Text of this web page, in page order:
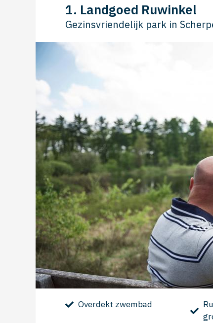
1. Landgoed Ruwinkel
Gezinsvriendelijk park in
Overdekt zwembad